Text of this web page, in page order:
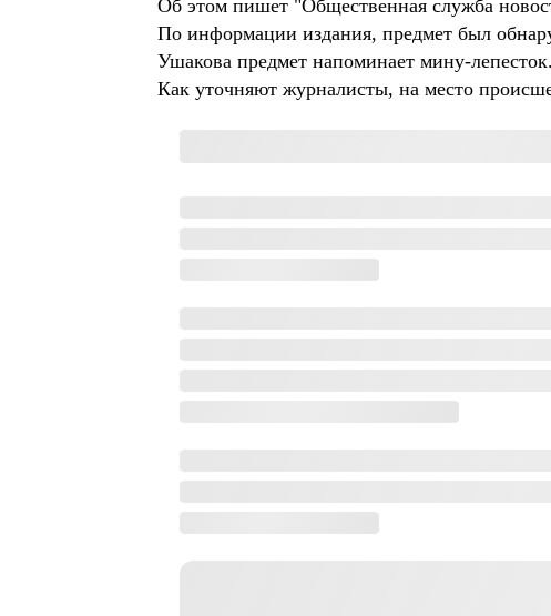
Об этом пишет "Общественная служба
По информации издания, предмет был
Ушакова предмет напоминает мину-лепесток.
Как уточняют журналисты, на место